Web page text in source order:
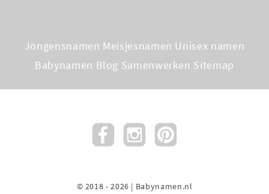
Jongensnamen Meisjesnamen Unisex namen
Babynamen Blog Samenwerken Sitemap
© 2018 - 2026 | Babynamen.nl